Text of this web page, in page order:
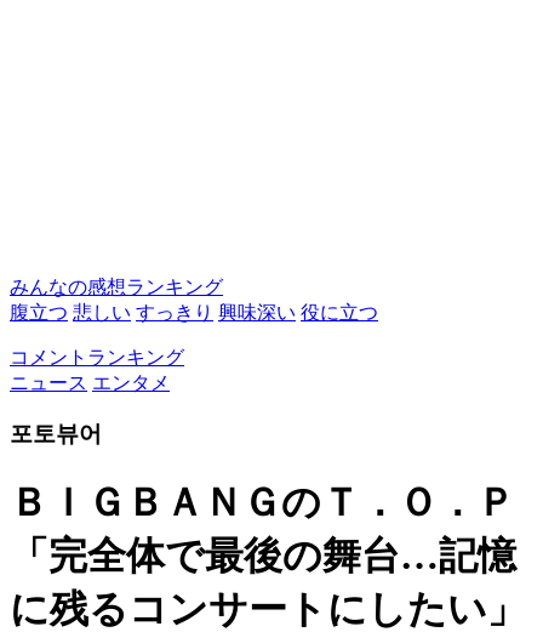
みんなの感想ランキング
腹立つ 悲しい すっきり 興味深い 役に立つ
コメントランキング
ニュース エンタメ
포토뷰어
ＢＩＧＢＡＮＧのＴ．Ｏ．Ｐ
「完全体で最後の舞台…記憶
に残るコンサートにしたい」